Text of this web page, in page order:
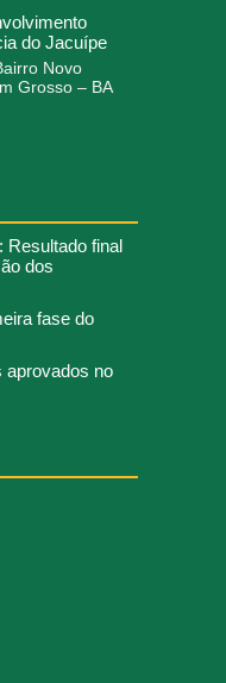
do Jacuípe
Novo
Grosso – BA
Resultado final
dos
fase do
aprovados no